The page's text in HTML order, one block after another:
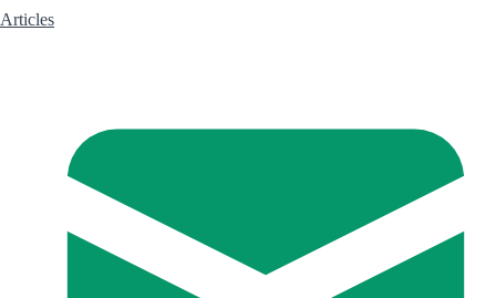
Articles